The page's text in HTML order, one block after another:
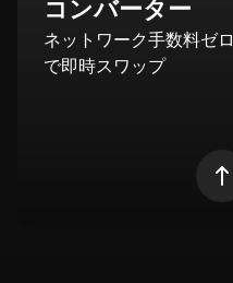
コンバーター
ネットワーク手数料ゼロ
で即時スワップ